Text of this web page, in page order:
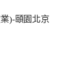
)-頤園北京